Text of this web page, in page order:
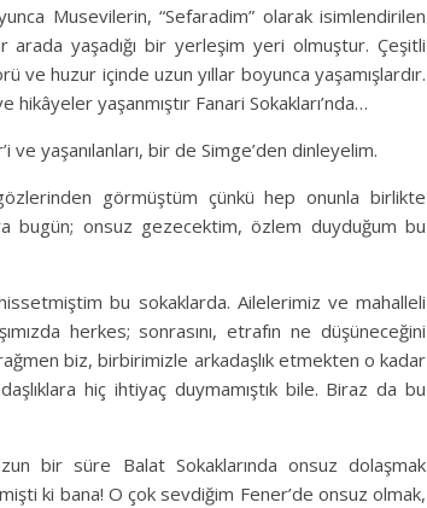
Musevilerin, “Sefaradim” olarak isimlendirilen
yaşadığı bir yerleşim yeri olmuştur. Çeşitli
ve huzur içinde uzun yıllar boyunca yaşamışlardır.
yaşanmıştır Fanari Sokakları’nda…
yaşanılanları, bir de Simge’den dinleyelim.
görmüştüm çünkü hep onunla birlikte
bugün; onsuz gezecektim, özlem duyduğum bu
bu sokaklarda. Ailelerimiz ve mahalleli
herkes; sonrasını, etrafın ne düşüneceğini
biz, birbirimizle arkadaşlık etmekten o kadar
hiç ihtiyaç duymamıştık bile. Biraz da bu
bir süre Balat Sokaklarında onsuz dolaşmak
ki bana! O çok sevdiğim Fener’de onsuz olmak,